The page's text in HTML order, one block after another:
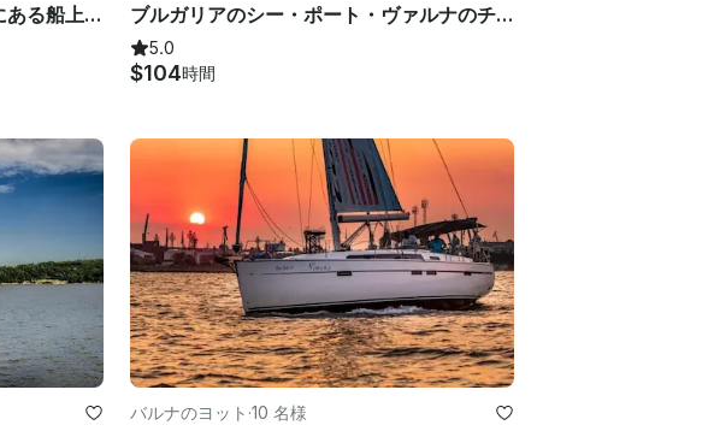
ブルガリアのヴァルナマリーナにある船上で黒海沿岸の美しさをお楽しみください。 ブルガリアのシー・ポート・ヴァルナのチャーター34フィートベネトー・オーシャニス・クルージング・モノハル
5.0
$104時間
バルナのヨット ·10 名様